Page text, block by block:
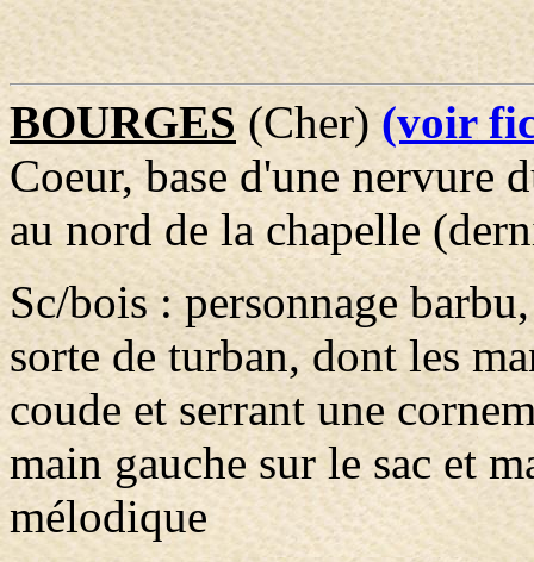
BOURGES (Cher)(voir
Coeur, base d'une nervure
au nord de la chapelle
Sc/bois : personnage
sorte de turban, dont les
coude et serrant une
main gauche sur le sac et
mélodique